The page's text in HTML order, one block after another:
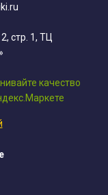
стр. 1, ТЦ